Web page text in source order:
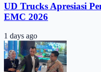
UD Trucks Apresiasi
EMC 2026
1 days ago